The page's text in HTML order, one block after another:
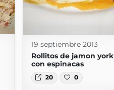
19 septiembre 2013
Rollitos de jamon york
con espinacas
20 0